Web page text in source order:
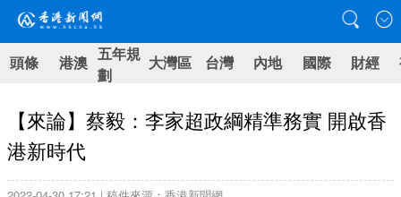
頭條 港澳 五年規
劃
大灣區 台灣 內地 國際 財經
【來論】蔡毅：李家超政綱精準務實 開啟香
港新時代